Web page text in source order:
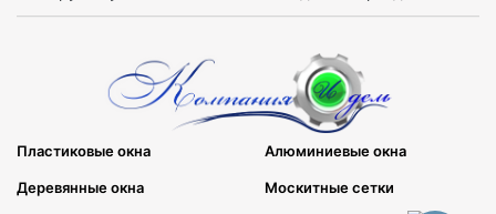
Пластиковые окна Алюминиевые окна
Деревянные окна Москитные сетки